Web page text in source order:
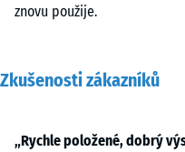
znovu použije.
Zkušenosti zákazníků
„Rychle položené, dobrý